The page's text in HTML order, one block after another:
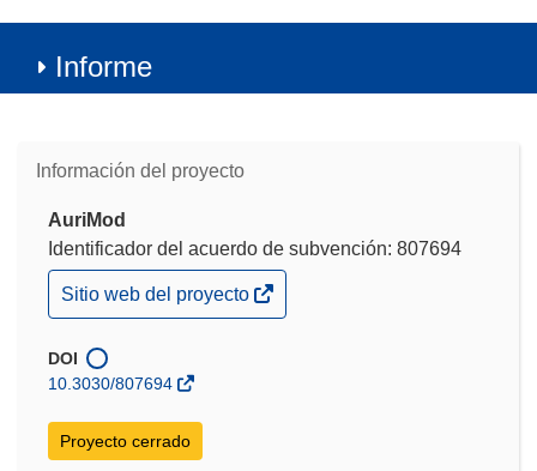
Informe
Información del proyecto
AuriMod
Identificador del acuerdo de subvención: 807694
(se
abrirá
una
nueva
Sitio web del proyecto
DOI
10.3030/807694
Proyecto cerrado